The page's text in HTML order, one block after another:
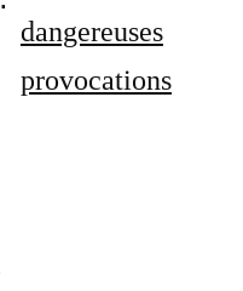
dangereuses
provocations